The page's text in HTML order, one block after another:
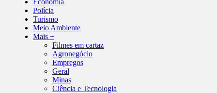
Economia
Polícia
Turismo
Meio Ambiente
Mais +
Filmes em cartaz
Agronegócio
Empregos
Geral
Minas
Ciência e Tecnologia